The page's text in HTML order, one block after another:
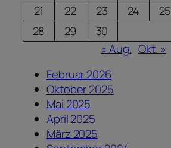
21
22 23 24 25
28
29
30
« Aug. Okt. »
Februar 2026
Oktober 2025
Mai 2025
April 2025
März 2025